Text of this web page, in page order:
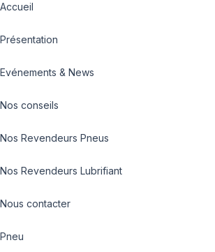
Accueil
Présentation
Evénements & News
Nos conseils
Nos Revendeurs Pneus
Nos Revendeurs Lubrifiant
Nous contacter
Pneu